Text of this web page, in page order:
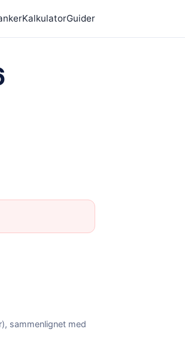
KalkulatorGuider
sammenlignet med